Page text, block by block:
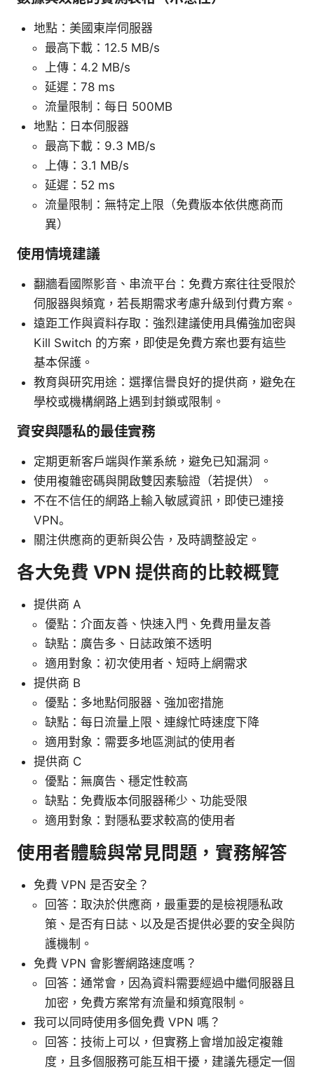
地點：美國東岸伺服器
最高下載：12.5 MB/s
上傳：4.2 MB/s
延遲：78 ms
流量限制：每日 500MB
地點：日本伺服器
最高下載：9.3 MB/s
上傳：3.1 MB/s
延遲：52 ms
流量限制：無特定上限（免費版本依供應商而
異）
使用情境建議
翻牆看國際影音、串流平台：免費方案往往受限於
伺服器與頻寬，若長期需求考慮升級到付費方案。
遠距工作與資料存取：強烈建議使用具備強加密與
Kill Switch 的方案，即使是免費方案也要有這些
基本保護。
教育與研究用途：選擇信譽良好的提供商，避免在
學校或機構網路上遇到封鎖或限制。
資安與隱私的最佳實務
定期更新客戶端與作業系統，避免已知漏洞。
使用複雜密碼與開啟雙因素驗證（若提供）。
不在不信任的網路上輸入敏感資訊，即使已連接
VPN。
關注供應商的更新與公告，及時調整設定。
各大免費 VPN 提供商的比較概覽
提供商 A
優點：介面友善、快速入門、免費用量友善
缺點：廣告多、日誌政策不透明
適用對象：初次使用者、短時上網需求
提供商 B
優點：多地點伺服器、強加密措施
缺點：每日流量上限、連線忙時速度下降
適用對象：需要多地區測試的使用者
提供商 C
優點：無廣告、穩定性較高
缺點：免費版本伺服器稀少、功能受限
適用對象：對隱私要求較高的使用者
使用者體驗與常見問題，實務解答
免費 VPN 是否安全？
回答：取決於供應商，最重要的是檢視隱私政
策、是否有日誌、以及是否提供必要的安全與防
護機制。
免費 VPN 會影響網路速度嗎？
回答：通常會，因為資料需要經過中繼伺服器且
加密，免費方案常有流量和頻寬限制。
我可以同時使用多個免費 VPN 嗎？
回答：技術上可以，但實務上會增加設定複雜
度，且多個服務可能互相干擾，建議先穩定一個